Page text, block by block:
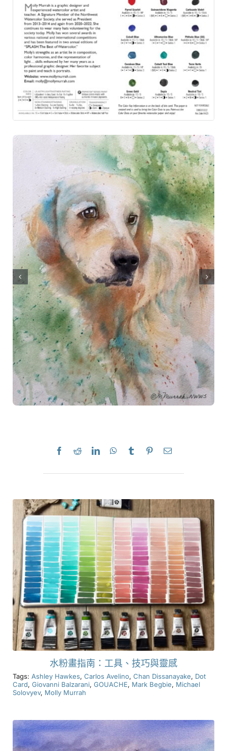
水粉畫指南：工具、技巧與靈感
Tags: Ashley Hawkes, Carlos Avelino, Chan Dissanayake, Dot
Card, Giovanni Balzarani, GOUACHE, Mark Begbie, Michael
Solovyev, Molly Murrah